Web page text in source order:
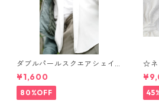
ダブルパールスクエアシェイ
プサングラス(Black) ** SinSin
*
¥1,600
80%OFF
☆ネ
花
ト